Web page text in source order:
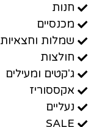
חנות
מכנסיים
שמלות וחצאיות
חולצות
ג'קטים ומעילים
אקססוריז
נעליים
SALE